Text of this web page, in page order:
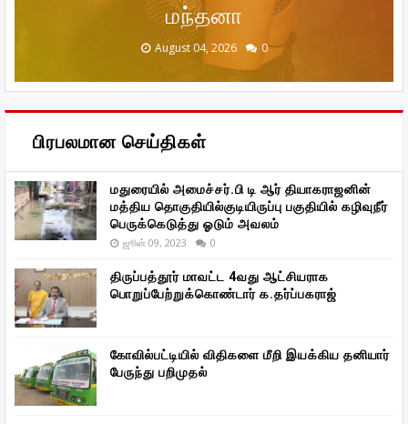
விமலா ராமன் ரிலேஷன்ஷிப் அதிகம்
August 04, 2026 0
மந்தனா
August 04, 2026 0
குறித்து மனம் திறந்த சஞ்சனா
January 29, 2026 0
திரைப் படம்
January 29, 2026 0
தரணிவேந்தன் எம்.பி., பேசினார் !
December 20, 2025 0
பிரபலமான செய்திகள்
மதுரையில் அமைச்சர்.பி டி ஆர் தியாகராஜனின்
மத்திய தொகுதியில்குடியிருப்பு பகுதியில் கழிவுநீர்
பெருக்கெடுத்து ஓடும் அவலம்
ஜூன் 09, 2023 0
திருப்பத்தூர் மாவட்ட 4வது ஆட்சியராக
பொறுப்பேற்றுக்கொண்டார் க.தர்ப்பகராஜ்
கோவில்பட்டியில் விதிகளை மீறி இயக்கிய தனியார்
பேருந்து பறிமுதல்